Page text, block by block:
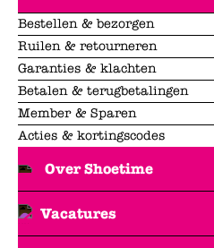
Bestellen & bezorgen
Ruilen & retourneren
Garanties & klachten
Betalen & terugbetalingen
Member & Sparen
Acties & kortingscodes
Over Shoetime
Vacatures